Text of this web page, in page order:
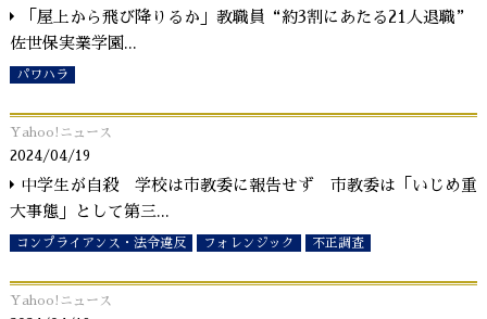
「屋上から飛び降りるか」教職員“約3割にあたる21人退職”
佐世保実業学園 ...
パワハラ
Yahoo!ニュース
2024/04/19
中学生が自殺 学校は市教委に報告せず 市教委は「いじめ重
大事態」として第三...
コンプライアンス・法令違反 フォレンジック 不正調査
Yahoo!ニュース